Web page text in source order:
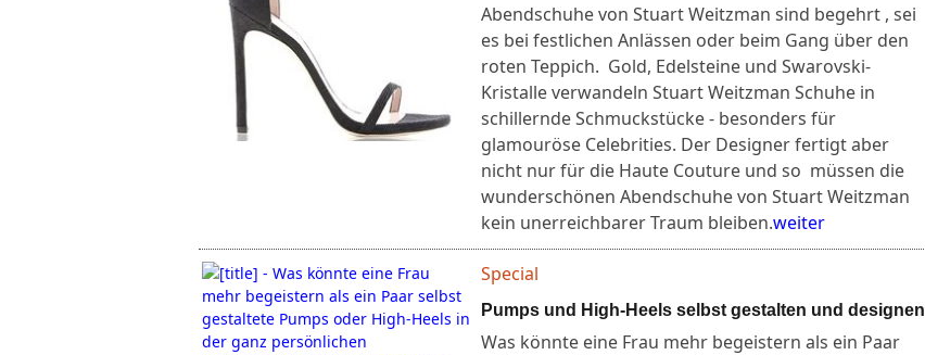
Abendschuhe von Stuart Weitzman sind begehrt , sei
es bei festlichen Anlässen oder beim Gang über den
roten Teppich. Gold, Edelsteine und Swarovski-
Kristalle verwandeln Stuart Weitzman Schuhe in
schillernde Schmuckstücke - besonders für
glamouröse Celebrities. Der Designer fertigt aber
nicht nur für die Haute Couture und so müssen die
wunderschönen Abendschuhe von Stuart Weitzman
kein unerreichbarer Traum bleiben.weiter
Special
Pumps und High-Heels selbst gestalten und designen
Was könnte eine Frau mehr begeistern als ein Paar